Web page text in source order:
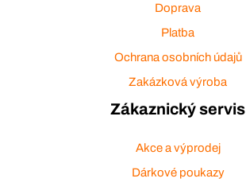
Doprava
Platba
Ochrana osobních údajů
Zakázková výroba
Zákaznický servis
Akce a výprodej
Dárkové poukazy